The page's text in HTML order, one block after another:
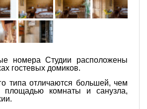
номера Студии расположены
гостевых домиков.
типа отличаются большей, чем
площадью комнаты и санузла,